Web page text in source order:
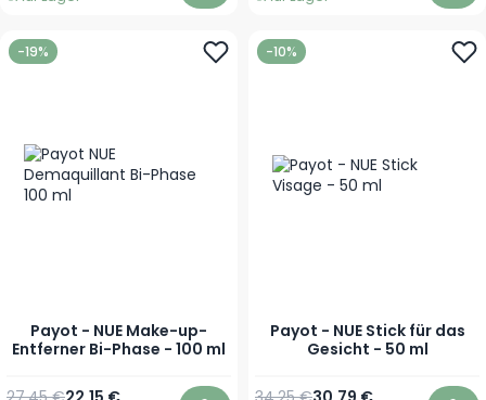
-19%
Payot - NUE Make-up-
Entferner Bi-Phase - 100 ml
Sonderpreis
Regulärer Preis
-10%
Payot - NUE Stick für das
Gesicht - 50 ml
Sonderpreis
Regulärer Preis